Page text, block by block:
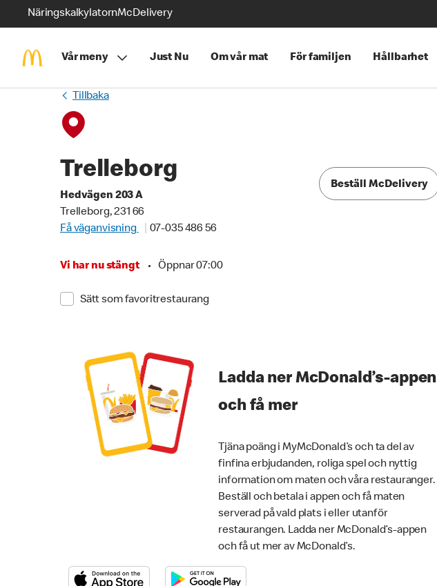
NäringskalkylatornMcDelivery
Vår meny Just Nu Om vår mat För familjen Hållbarhet
Tillbaka
Trelleborg
Hedvägen 203 A
Trelleborg, 231 66
Få väganvisning
07-035 486 56
Vi har nu stängt • Öppnar 07:00
Sätt som favoritrestaurang
Beställ McDelivery
Ladda ner McDonald’s-appen
och få mer
Tjäna poäng i MyMcDonald’s och ta del av
finfina erbjudanden, roliga spel och nyttig
information om maten och våra restauranger.
Beställ och betala i appen och få maten
serverad på vald plats i eller utanför
restaurangen. Ladda ner McDonald’s-appen
och få ut mer av McDonald’s.